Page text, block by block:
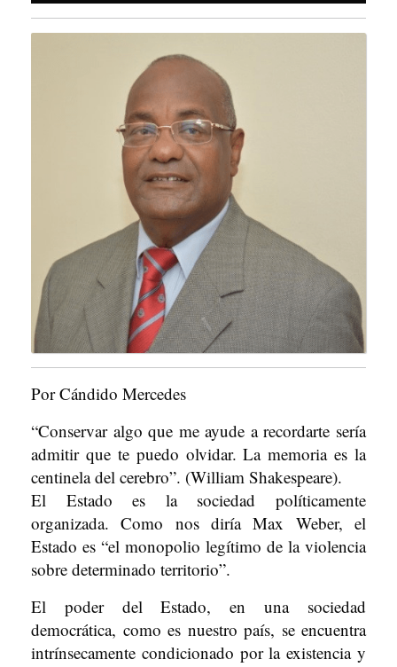
25,
2025
Por Cándido Mercedes
“Conservar algo que me ayude a recordarte sería
admitir que te puedo olvidar. La memoria es la
centinela del cerebro”. (William Shakespeare).
El Estado es la sociedad políticamente
organizada. Como nos diría Max Weber, el
Estado es “el monopolio legítimo de la violencia
sobre determinado territorio”.
El poder del Estado, en una sociedad
democrática, como es nuestro país, se encuentra
intrínsecamente condicionado por la existencia y